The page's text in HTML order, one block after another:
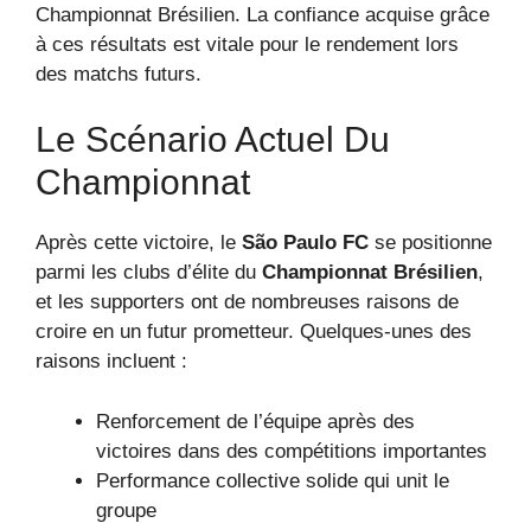
Championnat Brésilien. La confiance acquise grâce
à ces résultats est vitale pour le rendement lors
des matchs futurs.
Le Scénario Actuel Du
Championnat
Après cette victoire, le São Paulo FC se positionne
parmi les clubs d’élite du Championnat Brésilien,
et les supporters ont de nombreuses raisons de
croire en un futur prometteur. Quelques-unes des
raisons incluent :
Renforcement de l’équipe après des
victoires dans des compétitions importantes
Performance collective solide qui unit le
groupe